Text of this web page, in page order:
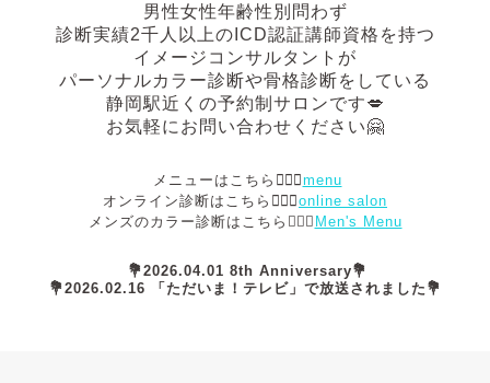
男性女性年齢性別問わず
診断実績2千人以上の ICD認証講師資格を持つ
イメージコンサルタントが
パーソナルカラー診断や骨格診断をしている
静岡駅近くの予約制サロンです💋
お気軽にお問い合わせください🤗
メニューはこちら💁🏻‍♀️ menu
オンライン診断はこちら💁🏻‍♀️ online salon
メンズのカラー診断はこちら💁🏻‍♂️ Men's Menu
💐2026.04.01 8th Anniversary💐
💐2026.02.16 「ただいま！テレビ」で放送されました💐